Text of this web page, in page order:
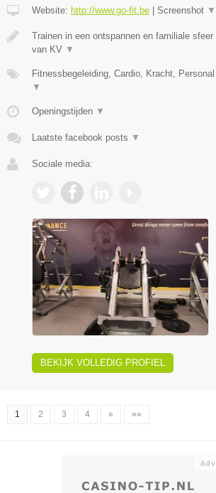
Website: http://www.go-fit.be | Screenshot ▼
Trainen in een ontspannen en familiale
van KV ▼
Fitnessbegeleiding, Cardio, Kracht,
▼
Openingstijden ▼
Laatste facebook posts ▼
Sociale media:
BEKIJK VOLLEDIG PROFIEL
1 2 3 4 » »»